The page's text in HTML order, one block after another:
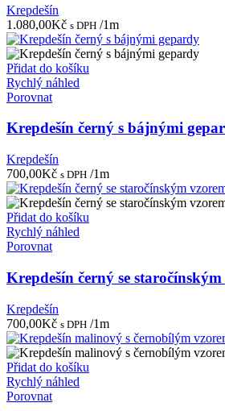
Krepdešín
1.080,00Kč s DPH /1m
Přidat do košíku
Rychlý náhled
Porovnat
Krepdešín černý s bájnými
Krepdešín
700,00Kč s DPH /1m
Přidat do košíku
Rychlý náhled
Porovnat
Krepdešín černý se
Krepdešín
700,00Kč s DPH /1m
Přidat do košíku
Rychlý náhled
Porovnat